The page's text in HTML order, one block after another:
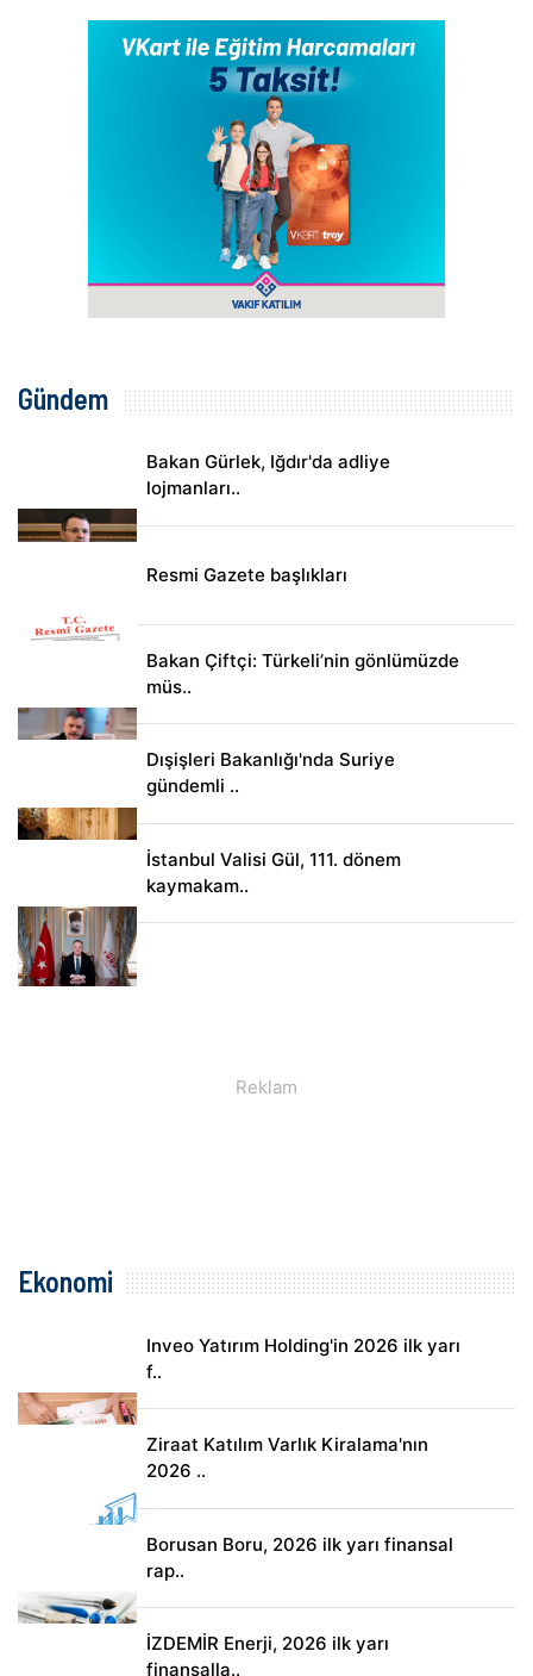
Gündem
Bakan Gürlek, Iğdır'da adliye
lojmanları..
Resmi Gazete başlıkları
Bakan Çiftçi: Türkeli’nin gönlümüzde
müs..
Dışişleri Bakanlığı'nda Suriye
gündemli ..
İstanbul Valisi Gül, 111. dönem
kaymakam..
Ekonomi
Inveo Yatırım Holding'in 2026 ilk yarı
f..
Ziraat Katılım Varlık Kiralama'nın
2026 ..
Borusan Boru, 2026 ilk yarı finansal
rap..
İZDEMİR Enerji, 2026 ilk yarı
finansalla..